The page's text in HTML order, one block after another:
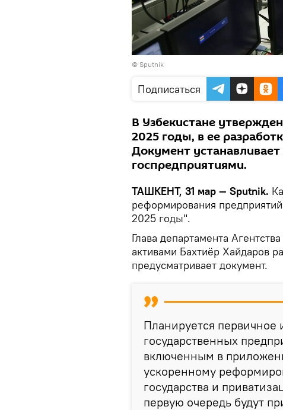
© Sputnik
Подписаться
В Узбекистане
2025 годы, в ее
Документ
госпредприятиями.
ТАШКЕНТ, 31 мар — Sputnik.
реформирования
2025 годы".
Глава департамента
активами Бахтиёр Хайдаров
предусматривает документ.
Планируется
государственных
включенным в
ускоренному
государства и
первую очередь будут